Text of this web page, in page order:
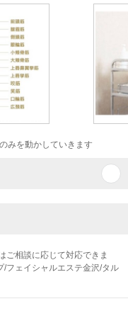
みを動かしていきます
相談に応じて対応できま
フェイシャルエステ金沢/タル